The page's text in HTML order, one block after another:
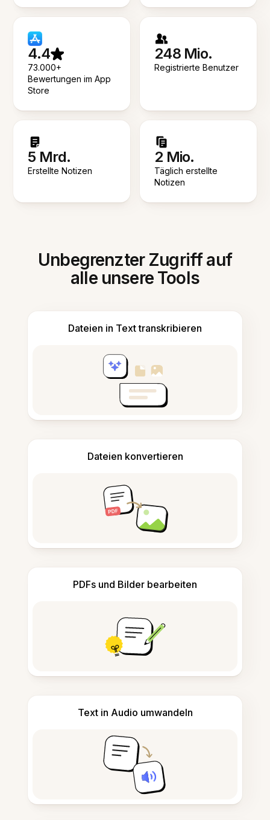
4.4
73.000+
Bewertungen im App
Store
248 Mio.
Registrierte Benutzer
5 Mrd.
Erstellte Notizen
2 Mio.
Täglich erstellte
Notizen
Unbegrenzter Zugriff auf
alle unsere Tools
Dateien in Text transkribieren
Dateien konvertieren
PDFs und Bilder bearbeiten
Text in Audio umwandeln